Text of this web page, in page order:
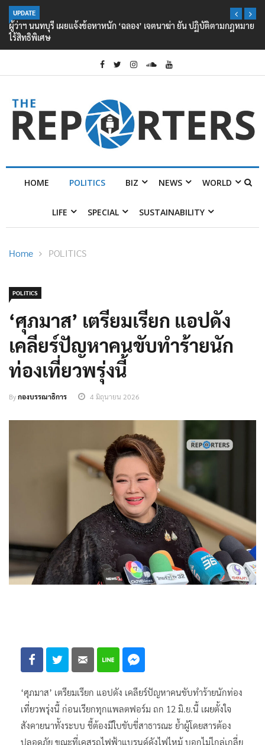
UPDATE
ผู้ว่าฯ นนทบุรี เผยแจ้งข้อหาหนัก ‘ฉลอง’ เจตนาฆ่า ยัน ปฏิบัติตามกฎหมาย
ไร้สิทธิพิเศษ
HOME POLITICS BIZ NEWS WORLD
LIFE SPECIAL SUSTAINABILITY
Home POLITICS
POLITICS
‘ศุภมาส’ เตรียมเรียก แอปดัง
เคลียร์ปัญหาคนขับทำร้ายนัก
ท่องเที่ยวพรุ่งนี้
Byกองบรรณาธิการ 4 มิถุนายน 2026
‘ศุภมาส’ เตรียมเรียก แอปดัง เคลียร์ปัญหาคนขับทำร้ายนักท่อง
เที่ยวพรุ่งนี้ ก่อนเรียกทุกแพลตฟอร์ม ถก 12 มิ.ย.นี้ เผยตั้งใจ
สังคายนาทั้งระบบ ชี้ต้องมีใบขับขี่สาธารณะ ย้ำผู้โดยสารต้อง
ปลอดภัย ขณะที่เคสรถไฟฟ้าแบรนด์ดังไฟไหม้ บอกไม่ไกล่เกลี่ย